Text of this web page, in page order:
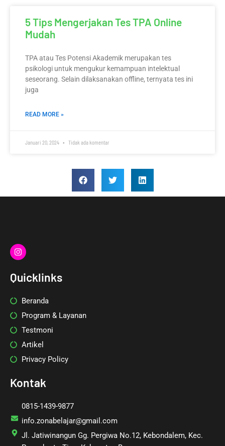
5 Tips Mengerjakan Tes TPA Online
Mudah
TPA atau Tes Potensi Akademik merupakan tes
psikologi untuk mengukur kemampuan intelektual
seseorang. Selain dilaksanakan offline, ternyata tes ini
juga
READ MORE »
Januari 20, 2024 Tidak ada komentar
I
n
s
a
m
Quicklinks
Beranda
Program & Layanan
Testmoni
Artikel
Privacy Policy
Kontak
0815-1439-9877
info.zonabelajar@gmail.com
Jl. Jatiwinangun Gg. Pergiwa No.12, Kebondalem, Kec.